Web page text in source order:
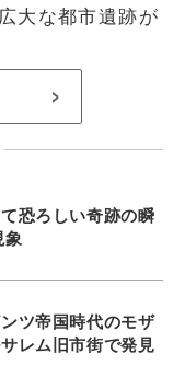
大な都市遺跡が
>
て恐ろしい奇跡の瞬
象
ンツ帝国時代のモザ
レム旧市街で発見